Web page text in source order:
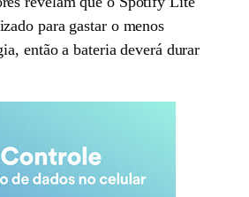
para gastar o menos
então a bateria deverá durar